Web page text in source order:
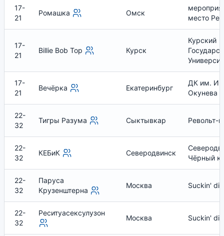
17-
21
Ромашка Омск
место
17-
21
Billie Bob Top Курск
Курский
17-
21
Вечёрка Екатеринбург
ДК им. И.
Окунева
22-
32
Тигры Разума Сыктывкар Револьт-
22-
32
КЕБиК Северодвинск
Чёрный
22-
32
Паруса
Крузенштерна
Москва Suckin'
22-
32
Реситуасексулузон
Москва Suckin'